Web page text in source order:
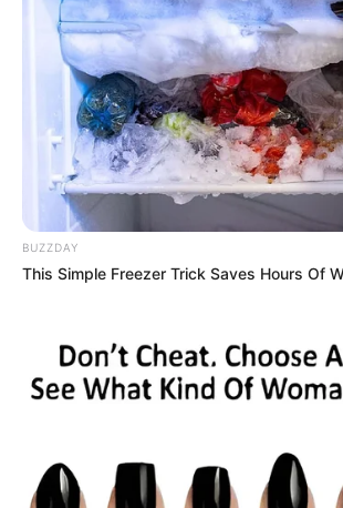
ശംഖുവരയന്‍ വിഭാഗത്തില്‍പ്പെട്ട
ആക്രമിച്ചതെന്ന്
വിദഗ്ധ ചികിത്സ നല്‍കിയതിനാല്‍
അപകടം ഒഴിവാക്കാനായി.
BUZZDAY
This Simple Freezer Trick Saves Hours Of